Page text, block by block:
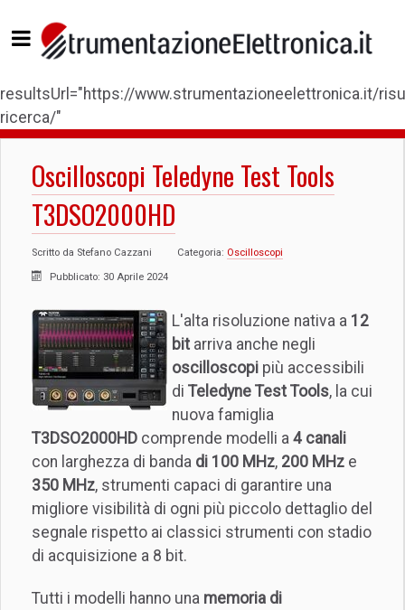
resultsUrl="https://www.strumentazioneelettronica.it/
ricerca/"
Oscilloscopi Teledyne Test Tools
T3DSO2000HD
Scritto da Stefano Cazzani Categoria: Oscilloscopi
Pubblicato: 30 Aprile 2024
L'alta risoluzione nativa a 12
bit arriva anche negli
oscilloscopi più accessibili
di Teledyne Test Tools, la cui
nuova famiglia
T3DSO2000HD comprende modelli a 4 canali
con larghezza di banda di 100 MHz, 200 MHz e
350 MHz, strumenti capaci di garantire una
migliore visibilità di ogni più piccolo dettaglio del
segnale rispetto ai classici strumenti con stadio
di acquisizione a 8 bit.
Tutti i modelli hanno una memoria di